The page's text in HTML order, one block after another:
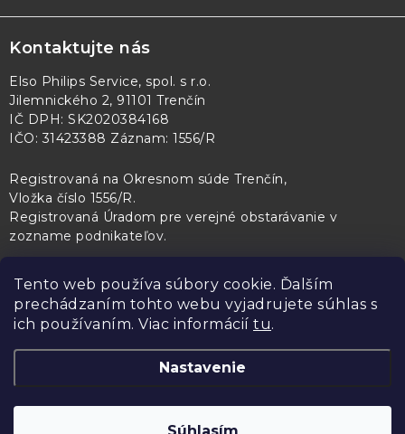
Tento web používa súbory cookie. Ďalším
prechádzaním tohto webu vyjadrujete súhlas s
ich používaním. Viac informácií tu.
Nastavenie
Kontaktujte nás
Elso Philips Service, spol. s r.o.
Jilemnického 2, 91101 Trenčín
IČ DPH: SK2020384168
IČO: 31423388 Záznam: 1556/R
Registrovaná na Okresnom súde Trenčín,
Vložka číslo 1556/R.
Registrovaná Úradom pre verejné obstarávanie v
zozname podnikateľov.
PL Servis Kontroltech Technický skúšobný ústav Piešťany
Copyright 2026
Upraviť
nastavenie cookies